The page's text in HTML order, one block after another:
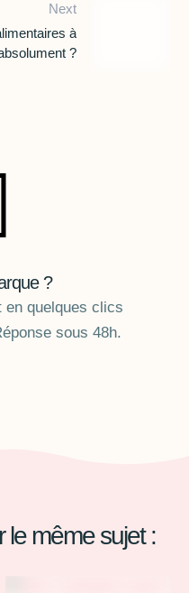
Next
à
?
?
en quelques clics
sous 48h.
le même sujet :